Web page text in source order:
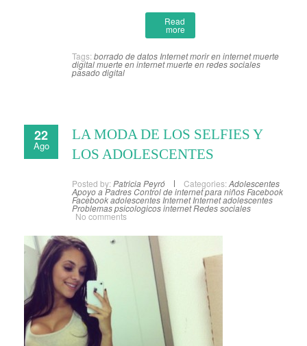
Read
more
Tags: borrado de datos Internetmorir en internetmuerte
digitalmuerte en internetmuerte en redes sociales
pasado digital
22
Ago
LA MODA DE LOS SELFIES Y
LOS ADOLESCENTES
Posted by: Patricia Peyró Categories: Adolescentes
Apoyo a PadresControl de internet para niñosFacebook
Facebook adolescentes Internet Internet adolescentes
Problemas psicologicos internetRedes sociales
No comments